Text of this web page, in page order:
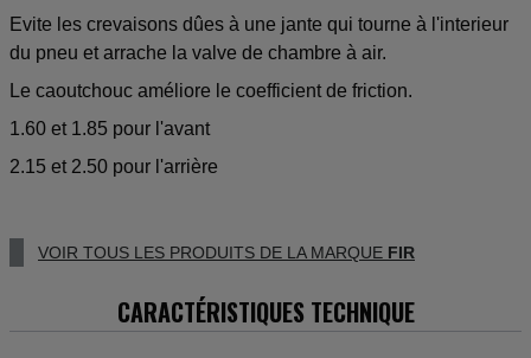
Evite les crevaisons dûes à une jante qui tourne à l'interieur
du pneu et arrache la valve de chambre à air.
Le caoutchouc améliore le coefficient de friction.
1.60 et 1.85 pour l'avant
2.15 et 2.50 pour l'arrière
VOIR TOUS LES PRODUITS DE LA MARQUE FIR
CARACTÉRISTIQUES TECHNIQUE